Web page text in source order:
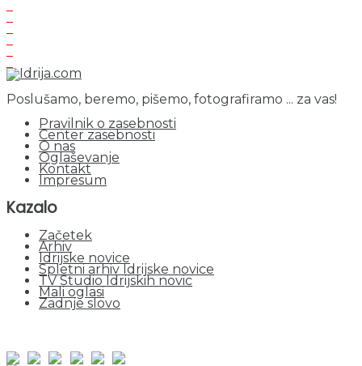
Poslušamo, beremo, pišemo, fotografiramo ... za vas!
Pravilnik o zasebnosti
Center zasebnosti
O nas
Oglaševanje
Kontakt
Impresum
Kazalo
Začetek
Arhiv
Idrijske novice
Spletni arhiv Idrijske novice
TV Studio Idrijskih novic
Mali oglasi
Zadnje slovo